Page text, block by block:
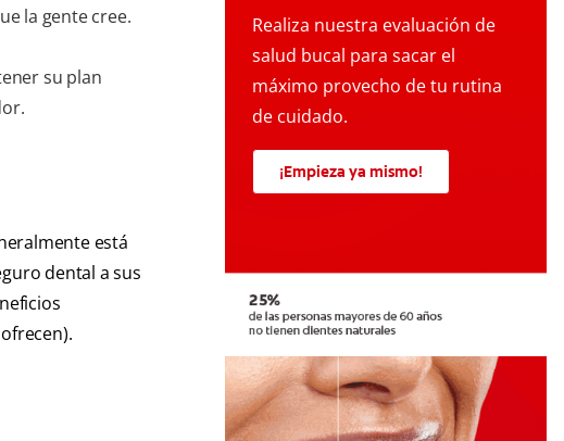
la gente cree.
su plan
está
dental a sus
Realiza nuestra evaluación de
salud bucal para sacar el
máximo provecho de tu rutina
de cuidado.
¡Empieza ya mismo!